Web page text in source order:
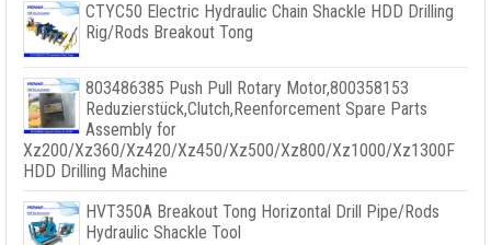
CTYC50 Electric Hydraulic Chain Shackle HDD Drilling
Rig/Rods Breakout Tong
803486385 Push Pull Rotary Motor,800358153
Reduzierstück,Clutch, Reenforcement Spare Parts
Assembly for
Xz200/Xz360/Xz420/Xz450/Xz500/Xz800/Xz1000/Xz1300F
HDD Drilling Machine
HVT350A Breakout Tong Horizontal Drill Pipe/Rods
Hydraulic Shackle Tool